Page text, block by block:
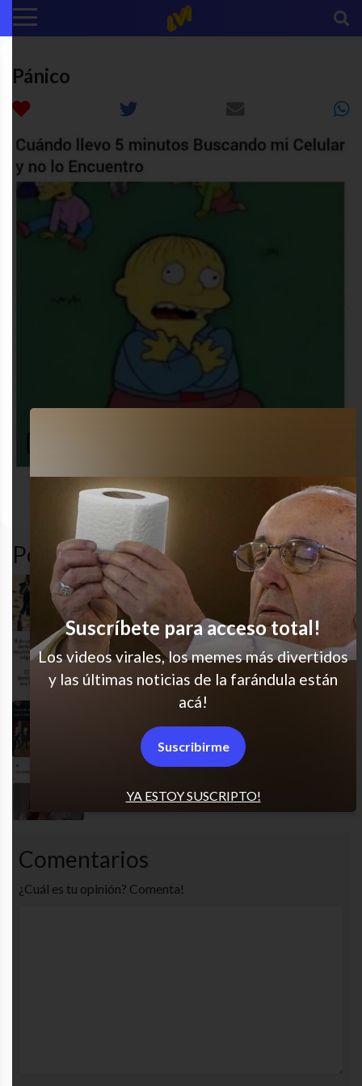
Pánico
Celular gracioso
Los
simpson
Popular en LVI
Qué lookazo
No pasa de moda
Soy Diane
Jamás funcionó
Comentarios
¿Cuál es tu opinión? Comenta!
YA ESTOY SUSCRIPTO!
Suscríbete para acceso total!
Los videos virales, los memes más divertidos
y las últimas noticias de la farándula están
acá!
Suscribirme